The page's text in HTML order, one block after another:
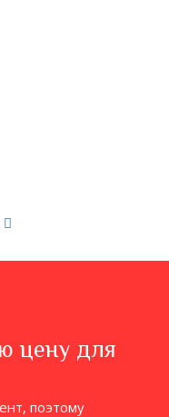
цену для
поэтому